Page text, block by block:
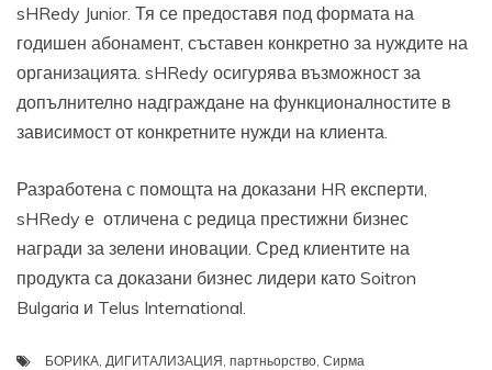
sHRedy Junior. Тя се предоставя под формата на
годишен абонамент, съставен конкретно за нуждите на
организацията. sHRedy осигурява възможност за
допълнително надграждане на функционалностите в
зависимост от конкретните нужди на клиента.
Разработена с помощта на доказани HR експерти,
sHRedy е отличена с редица престижни бизнес
награди за зелени иновации. Сред клиентите на
продукта са доказани бизнес лидери като Soitron
Bulgaria и Telus International.
БОРИКА ДИГИТАЛИЗАЦИЯ партньорство Сирма